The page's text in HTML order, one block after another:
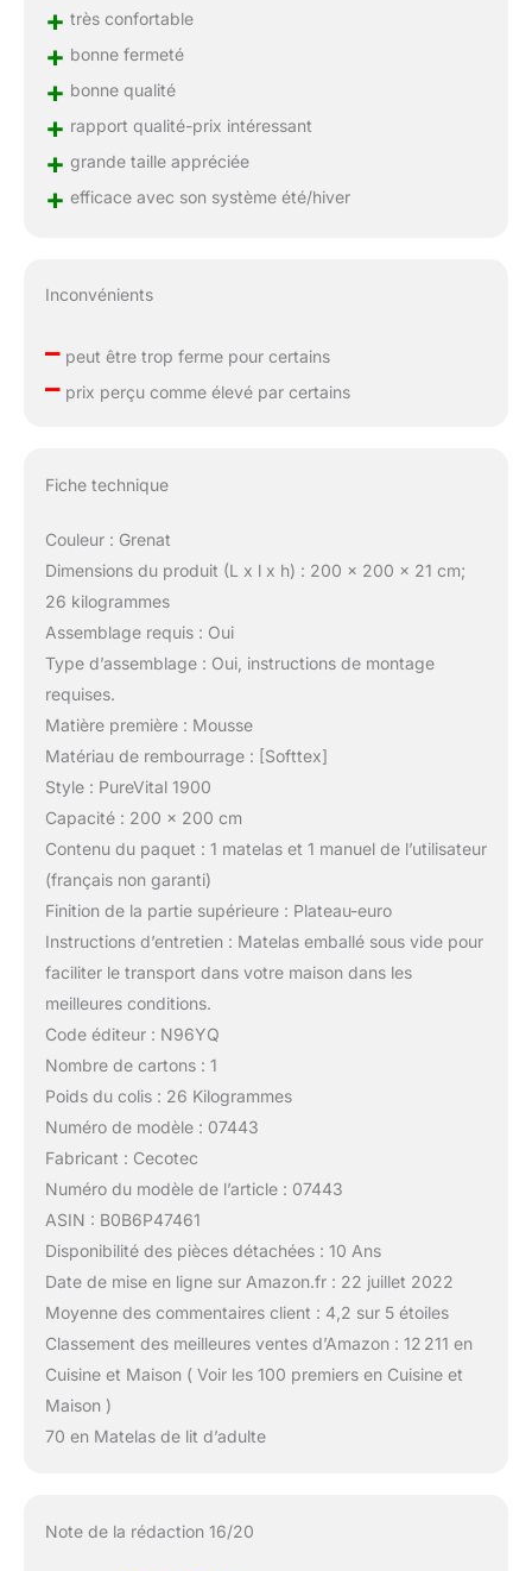
+ très confortable
+ bonne fermeté
+ bonne qualité
+ rapport qualité-prix intéressant
+ grande taille appréciée
+ efficace avec son système été/hiver
Inconvénients
–peut être trop ferme pour certains
–prix perçu comme élevé par certains
Fiche technique
Couleur : Grenat
Dimensions du produit (L x l x h) : 200 x 200 x 21 cm;
26 kilogrammes
Assemblage requis : Oui
Type d’assemblage : Oui, instructions de montage
requises.
Matière première : Mousse
Matériau de rembourrage : [Softtex]
Style : PureVital 1900
Capacité : 200 x 200 cm
Contenu du paquet : 1 matelas et 1 manuel de l’utilisateur
(français non garanti)
Finition de la partie supérieure : Plateau-euro
Instructions d’entretien : Matelas emballé sous vide pour
faciliter le transport dans votre maison dans les
meilleures conditions.
Code éditeur : N96YQ
Nombre de cartons : 1
Poids du colis : 26 Kilogrammes
Numéro de modèle : 07443
Fabricant : Cecotec
Numéro du modèle de l’article : 07443
ASIN : B0B6P47461
Disponibilité des pièces détachées : 10 Ans
Date de mise en ligne sur Amazon.fr : 22 juillet 2022
Moyenne des commentaires client : 4,2 sur 5 étoiles
Classement des meilleures ventes d’Amazon : 12 211 en
Cuisine et Maison ( Voir les 100 premiers en Cuisine et
Maison )
70 en Matelas de lit d’adulte
Note de la rédaction 16/20